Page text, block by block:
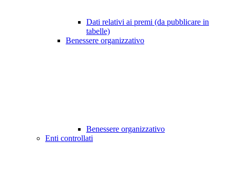
Dati relativi ai premi (da pubblicare in
tabelle)
Benessere organizzativo
Benessere organizzativo
Enti controllati